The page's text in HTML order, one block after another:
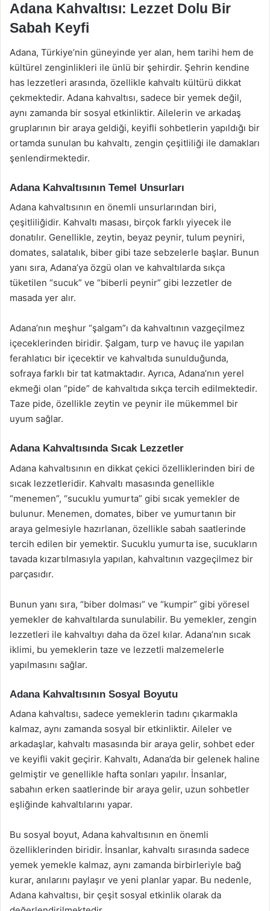
Adana Kahvaltısı: Lezzet Dolu Bir
Sabah Keyfi
Adana, Türkiye’nin güneyinde yer alan, hem tarihi hem de
kültürel zenginlikleri ile ünlü bir şehirdir. Şehrin kendine
has lezzetleri arasında, özellikle kahvaltı kültürü dikkat
çekmektedir. Adana kahvaltısı, sadece bir yemek değil,
aynı zamanda bir sosyal etkinliktir. Ailelerin ve arkadaş
gruplarının bir araya geldiği, keyifli sohbetlerin yapıldığı bir
ortamda sunulan bu kahvaltı, zengin çeşitliliği ile damakları
şenlendirmektedir.
Adana Kahvaltısının Temel Unsurları
Adana kahvaltısının en önemli unsurlarından biri,
çeşitliliğidir. Kahvaltı masası, birçok farklı yiyecek ile
donatılır. Genellikle, zeytin, beyaz peynir, tulum peyniri,
domates, salatalık, biber gibi taze sebzelerle başlar. Bunun
yanı sıra, Adana’ya özgü olan ve kahvaltılarda sıkça
tüketilen “sucuk” ve “biberli peynir” gibi lezzetler de
masada yer alır.
Adana’nın meşhur “şalgam”ı da kahvaltının vazgeçilmez
içeceklerinden biridir. Şalgam, turp ve havuç ile yapılan
ferahlatıcı bir içecektir ve kahvaltıda sunulduğunda,
sofraya farklı bir tat katmaktadır. Ayrıca, Adana’nın yerel
ekmeği olan “pide” de kahvaltıda sıkça tercih edilmektedir.
Taze pide, özellikle zeytin ve peynir ile mükemmel bir
uyum sağlar.
Adana Kahvaltısında Sıcak Lezzetler
Adana kahvaltısının en dikkat çekici özelliklerinden biri de
sıcak lezzetleridir. Kahvaltı masasında genellikle
“menemen”, “sucuklu yumurta” gibi sıcak yemekler de
bulunur. Menemen, domates, biber ve yumurtanın bir
araya gelmesiyle hazırlanan, özellikle sabah saatlerinde
tercih edilen bir yemektir. Sucuklu yumurta ise, sucukların
tavada kızartılmasıyla yapılan, kahvaltının vazgeçilmez bir
parçasıdır.
Bunun yanı sıra, “biber dolması” ve “kumpir” gibi yöresel
yemekler de kahvaltılarda sunulabilir. Bu yemekler, zengin
lezzetleri ile kahvaltıyı daha da özel kılar. Adana’nın sıcak
iklimi, bu yemeklerin taze ve lezzetli malzemelerle
yapılmasını sağlar.
Adana Kahvaltısının Sosyal Boyutu
Adana kahvaltısı, sadece yemeklerin tadını çıkarmakla
kalmaz, aynı zamanda sosyal bir etkinliktir. Aileler ve
arkadaşlar, kahvaltı masasında bir araya gelir, sohbet eder
ve keyifli vakit geçirir. Kahvaltı, Adana’da bir gelenek haline
gelmiştir ve genellikle hafta sonları yapılır. İnsanlar,
sabahın erken saatlerinde bir araya gelir, uzun sohbetler
eşliğinde kahvaltılarını yapar.
Bu sosyal boyut, Adana kahvaltısının en önemli
özelliklerinden biridir. İnsanlar, kahvaltı sırasında sadece
yemek yemekle kalmaz, aynı zamanda birbirleriyle bağ
kurar, anılarını paylaşır ve yeni planlar yapar. Bu nedenle,
Adana kahvaltısı, bir çeşit sosyal etkinlik olarak da